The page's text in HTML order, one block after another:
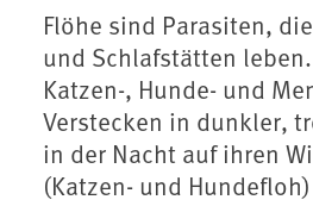
Flöhe sind Parasiten,
und Schlafstätten
Katzen-, Hunde- und
Verstecken in dunkler,
in der Nacht auf ihren
(Katzen- und